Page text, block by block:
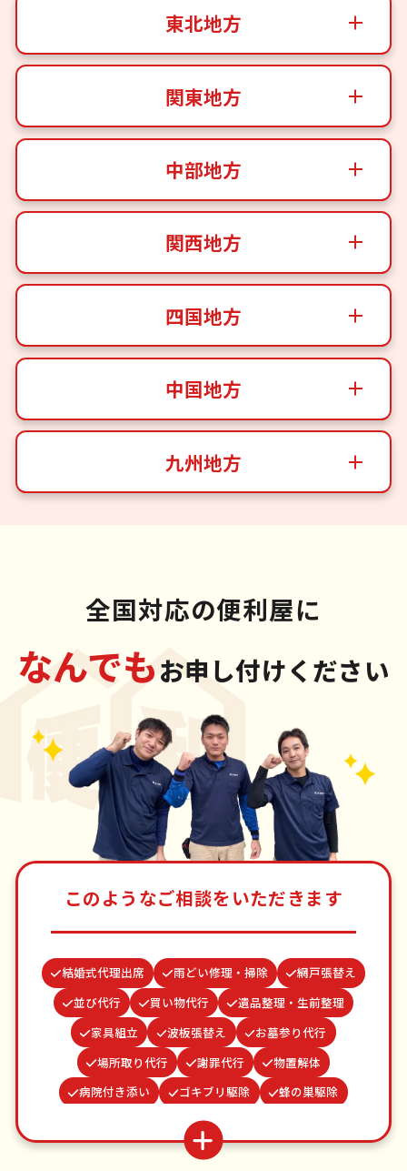
東北地方
関東地方
中部地方
関西地方
四国地方
中国地方
九州地方
全国対応の便利屋に
なんでもお申し付けください
このようなご相談をいただきます
結婚式代理出席 雨どい修理・掃除
網戸張替え
並び代行
買い物代行
遺品整理・生前整理
家具組立
波板張替え
お墓参り代行
場所取り代行
謝罪代行
物置解体
病院付き添い
ゴキブリ駆除
蜂の巣駆除
水道パッキン交換
つた・ツルの撤去
ベランダ掃除